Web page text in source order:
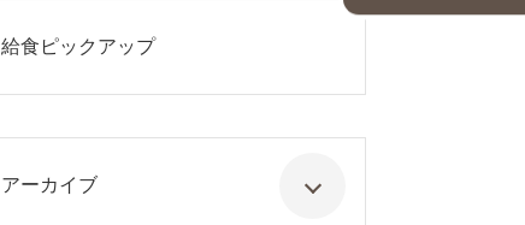
給食ピックアップ
アーカイブ